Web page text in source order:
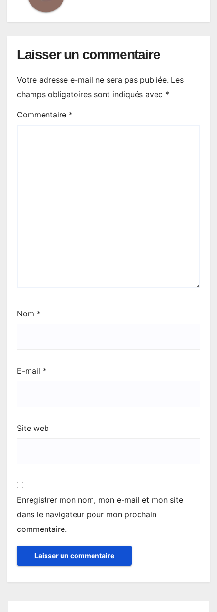
Laisser un commentaire
Votre adresse e-mail ne sera pas publiée. Les
champs obligatoires sont indiqués avec *
Commentaire *
Nom *
E-mail *
Site web
Enregistrer mon nom, mon e-mail et mon site
dans le navigateur pour mon prochain
commentaire.